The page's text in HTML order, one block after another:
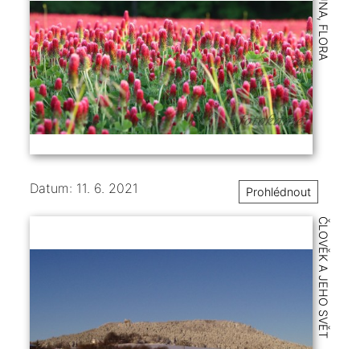
FAUNA, FLORA
Datum: 11. 6. 2021 Prohlédnout
ČLOVĚK A JEHO SVĚT